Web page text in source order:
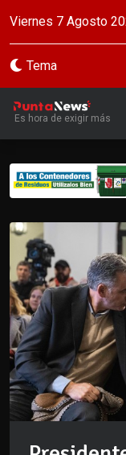
Viernes 7 Agosto
Tema
Es hora de exigir más